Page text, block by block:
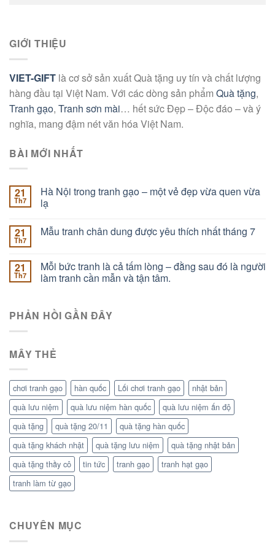
GIỚI THIỆU
VIET-GIFT là cơ sở sản xuất Quà tặng uy tín và chất lượng
hàng đầu tại Việt Nam. Với các dòng sản phẩm Quà tặng,
Tranh gạo, Tranh sơn mài… hết sức Đẹp – Độc đáo – và ý
nghĩa, mang đậm nét văn hóa Việt Nam.
BÀI MỚI NHẤT
21
Th7
Hà Nội trong tranh gạo – một vẻ đẹp vừa quen vừa
lạ
21
Th7
Mẫu tranh chân dung được yêu thích nhất tháng 7
21
Th7
Mỗi bức tranh là cả tấm lòng – đằng sau đó là người
làm tranh cần mẫn và tận tâm.
PHẢN HỒI GẦN ĐÂY
MÂY THẺ
chơi tranh gạo hàn quốc Lối chơi tranh gạo
nhật bản
quà lưu niệm
quà lưu niệm hàn quốc
quà lưu niệm ấn độ
quà tặng
quà tặng 20/11
quà tặng hàn quốc
quà tặng khách nhật
quà tặng lưu niệm
quà tặng nhật bản
quà tặng thầy cô
tin tức tranh gạo
tranh hạt gạo
tranh làm từ gạo
CHUYÊN MỤC